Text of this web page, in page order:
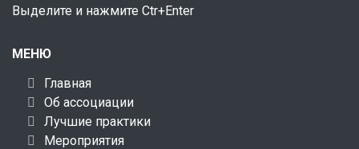
Выделите и нажмите Ctr+Enter
МЕНЮ
Главная
Об ассоциации
Лучшие практики
Мероприятия